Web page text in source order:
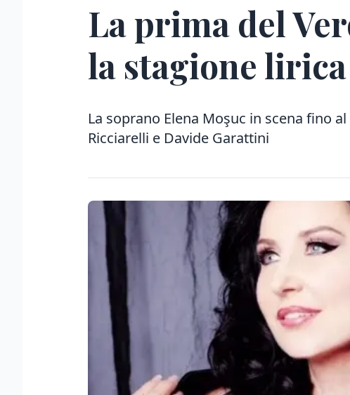
La prima del
la stagione lirica
La soprano Elena Moşuc in scena fino
Ricciarelli e Davide Garattini